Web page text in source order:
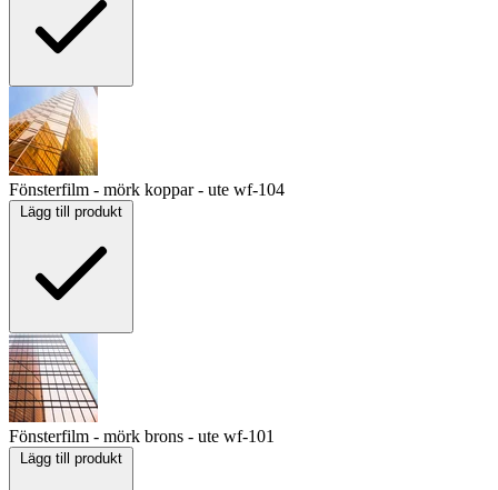
Fönsterfilm - mörk koppar - ute wf-104
Lägg till produkt
Fönsterfilm - mörk brons - ute wf-101
Lägg till produkt